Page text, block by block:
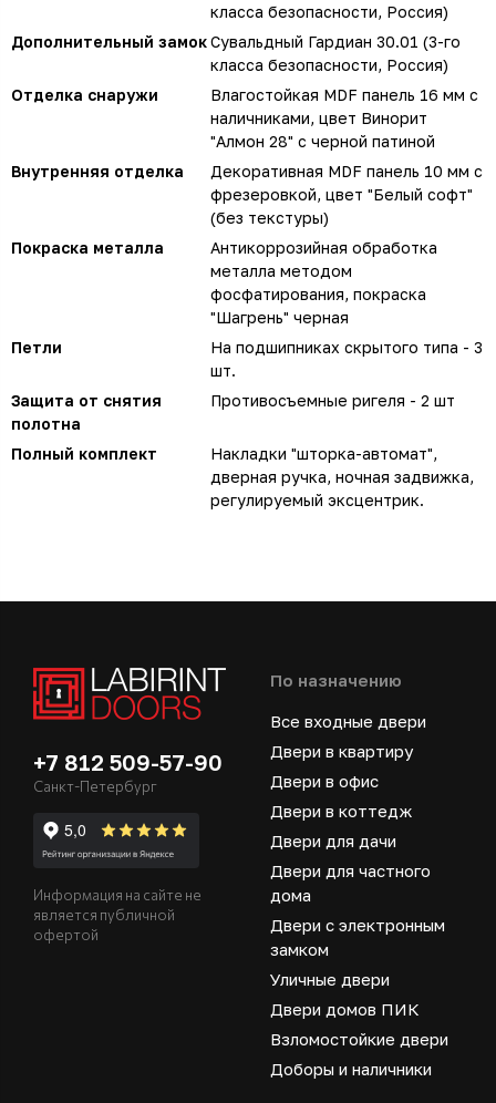
класса безопасности, Россия)
Дополнительный замокСувальдный Гардиан 30.01 (3-го
класса безопасности, Россия)
Отделка снаружи
Влагостойкая MDF панель 16 мм с
наличниками, цвет Винорит
"Алмон 28" с черной патиной
Внутренняя отделка
Декоративная MDF панель 10 мм с
фрезеровкой, цвет "Белый софт"
(без текстуры)
Покраска металла
Антикоррозийная обработка
металла методом
фосфатирования, покраска
"Шагрень" черная
Петли
На подшипниках скрытого типа - 3
шт.
Защита от снятия
полотна
Противосъемные ригеля - 2 шт
Полный комплект
Накладки "шторка-автомат",
дверная ручка, ночная задвижка,
регулируемый эксцентрик.
+7 812 509-57-90
Санкт-Петербург
Информация на сайте не
является публичной
офертой
По назначению
Все входные двери
Двери в квартиру
Двери в офис
Двери в коттедж
Двери для дачи
Двери для частного
дома
Двери с электронным
замком
Уличные двери
Двери домов ПИК
Взломостойкие двери
Доборы и наличники